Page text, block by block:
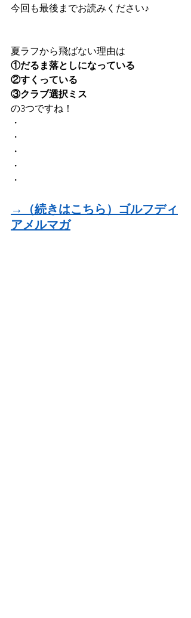
今回も最後までお読みください♪
夏ラフから飛ばない理由は
①だるま落としになっている
②すくっている
③クラブ選択ミス
の3つですね！
・
・
・
・
・
→（続きはこちら）ゴルフディ
アメルマガ